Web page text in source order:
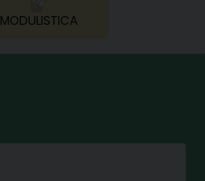
MODULISTICA